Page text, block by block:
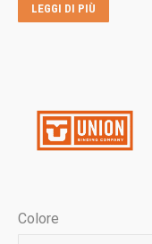
LEGGI DI PIÙ
Colore